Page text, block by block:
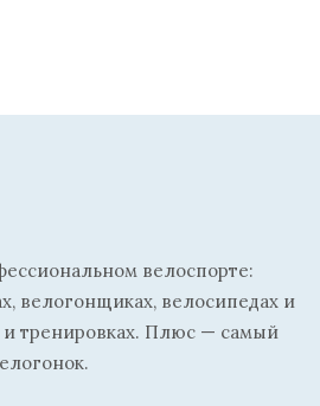
велоспорте:
велогонщиках, велосипедах и
тренировках. Плюс — самый